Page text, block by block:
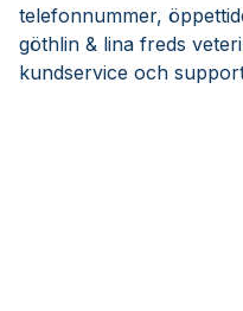
telefonnummer,
göthlin & lina freds
kundservice och